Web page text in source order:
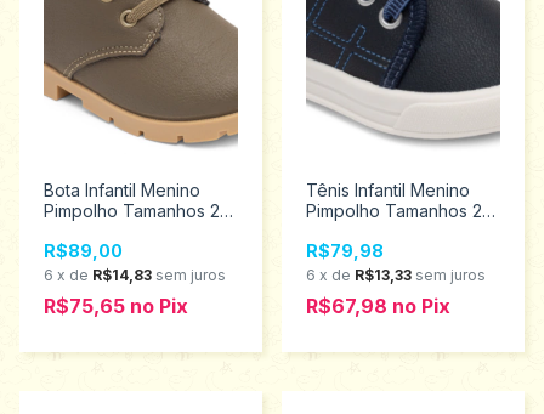
Bota Infantil Menino
Pimpolho Tamanhos 22
R$89,00
6 x de R$14,83 sem juros
R$75,65 no Pix
Tênis Infantil Menino
Pimpolho Tamanhos 22
R$79,98
6 x de R$13,33 sem juros
R$67,98 no Pix